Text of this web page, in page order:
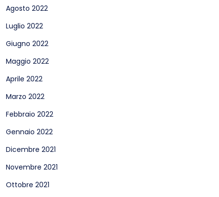
Agosto 2022
Luglio 2022
Giugno 2022
Maggio 2022
Aprile 2022
Marzo 2022
Febbraio 2022
Gennaio 2022
Dicembre 2021
Novembre 2021
Ottobre 2021